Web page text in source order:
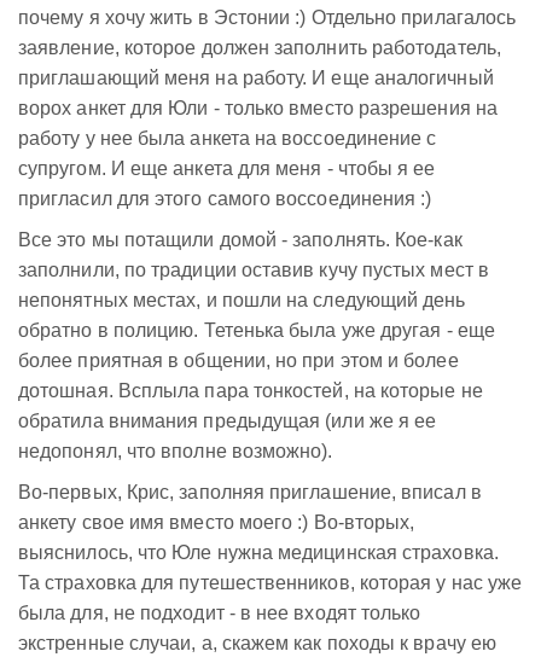
почему я хочу жить в Эстонии :) Отдельно прилагалось
заявление, которое должен заполнить работодатель,
приглашающий меня на работу. И еще аналогичный
ворох анкет для Юли - только вместо разрешения на
работу у нее была анкета на воссоединение с
супругом. И еще анкета для меня - чтобы я ее
пригласил для этого самого воссоединения :)
Все это мы потащили домой - заполнять. Кое-как
заполнили, по традиции оставив кучу пустых мест в
непонятных местах, и пошли на следующий день
обратно в полицию. Тетенька была уже другая - еще
более приятная в общении, но при этом и более
дотошная. Всплыла пара тонкостей, на которые не
обратила внимания предыдущая (или же я ее
недопонял, что вполне возможно).
Во-первых, Крис, заполняя приглашение, вписал в
анкету свое имя вместо моего :) Во-вторых,
выяснилось, что Юле нужна медицинская страховка.
Та страховка для путешественников, которая у нас уже
была для, не подходит - в нее входят только
экстренные случаи, а, скажем как походы к врачу ею